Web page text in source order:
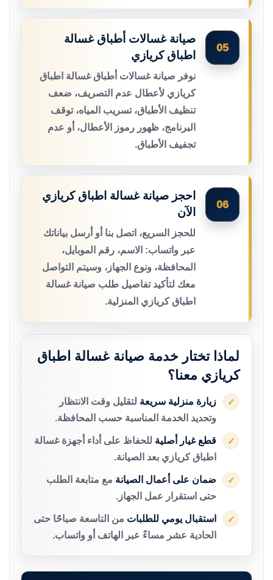
05
صيانة غسالات أطباق غسالة
اطباق كريازي
نوفر صيانة غسالات أطباق غسالة اطباق
كريازي لأعطال عدم التصريف، ضعف
تنظيف الأطباق، تسريب المياه، توقف
البرنامج، ظهور رموز الأعطال، أو عدم
تجفيف الأطباق.
06
احجز صيانة غسالة اطباق كريازي
الآن
للحجز السريع، اتصل بنا أو أرسل بياناتك
عبر واتساب: الاسم، رقم الموبايل،
المحافظة، ونوع الجهاز، وسيتم التواصل
معك لتأكيد تفاصيل طلب صيانة غسالة
اطباق كريازي المنزلية.
لماذا تختار خدمة صيانة غسالة اطباق
كريازي معنا؟
✓ زيارة منزلية سريعة لتقليل وقت الانتظار
وتحديد الخدمة المناسبة حسب المحافظة.
✓ قطع غيار أصلية للحفاظ على أداء أجهزة غسالة
اطباق كريازي بعد الصيانة.
✓ ضمان على أعمال الصيانة مع متابعة الطلب
حتى استقرار عمل الجهاز.
✓ استقبال يومي للطلبات من التاسعة صباحًا حتى
الحادية عشر مساءً عبر الهاتف أو واتساب.